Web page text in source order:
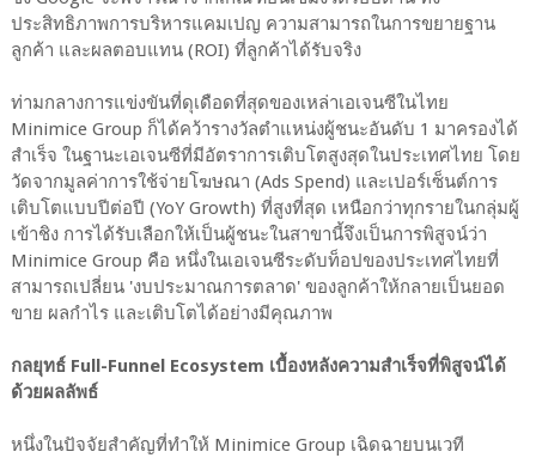
ประสิทธิภาพการบริหารแคมเปญ ความสามารถในการขยายฐาน
ลูกค้า และผลตอบแทน (ROI) ที่ลูกค้าได้รับจริง
ท่ามกลางการแข่งขันที่ดุเดือดที่สุดของเหล่าเอเจนซีในไทย
Minimice Group ก็ได้คว้ารางวัลตำแหน่งผู้ชนะอันดับ 1 มาครองได้
สำเร็จ ในฐานะเอเจนซีที่มีอัตราการเติบโตสูงสุดในประเทศไทย โดย
วัดจากมูลค่าการใช้จ่ายโฆษณา (Ads Spend) และเปอร์เซ็นต์การ
เติบโตแบบปีต่อปี (YoY Growth) ที่สูงที่สุด เหนือกว่าทุกรายในกลุ่มผู้
เข้าชิง การได้รับเลือกให้เป็นผู้ชนะในสาขานี้จึงเป็นการพิสูจน์ว่า
Minimice Group คือ หนึ่งในเอเจนซีระดับท็อปของประเทศไทยที่
สามารถเปลี่ยน 'งบประมาณการตลาด' ของลูกค้าให้กลายเป็นยอด
ขาย ผลกำไร และเติบโตได้อย่างมีคุณภาพ
กลยุทธ์ Full-Funnel Ecosystem เบื้องหลังความสำเร็จที่พิสูจน์ได้
ด้วยผลลัพธ์
หนึ่งในปัจจัยสำคัญที่ทำให้ Minimice Group เฉิดฉายบนเวที